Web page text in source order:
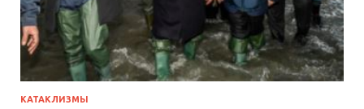
КАТАКЛИЗМЫ